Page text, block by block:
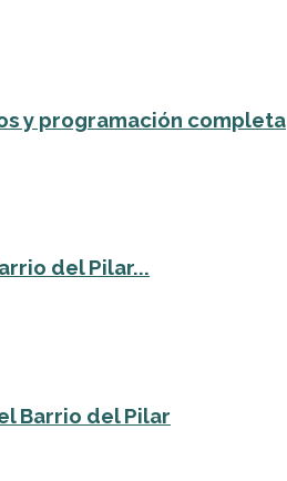
y programación completa
del Pilar...
Barrio del Pilar